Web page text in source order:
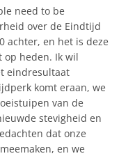
need to be
over de Eindtijd
achter, en het is deze
heden. Ik wil
eindresultaat
komt eraan, we
van de
stevigheid en
dat onze
en we